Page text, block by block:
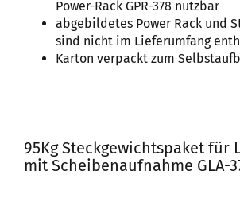
Power-Rack GPR-378 nutzbar
abgebildetes Power Rack und
sind nicht im Lieferumfang
Karton verpackt zum
95Kg Steckgewichtspaket für
mit Scheibenaufnahme GLA-